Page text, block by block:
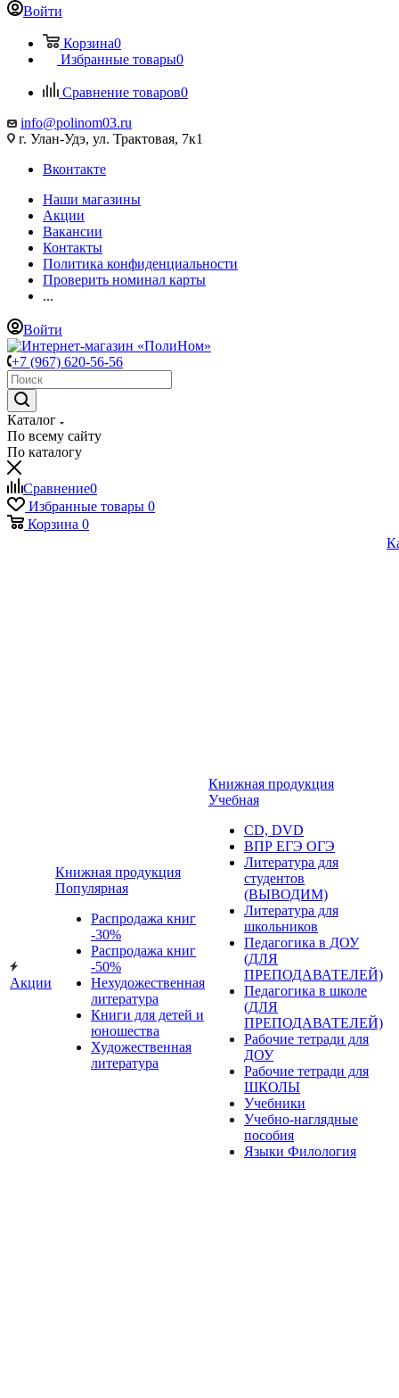
Войти
Корзина0
Избранные товары0
Сравнение товаров0
info@polinom03.ru
г. Улан-Удэ, ул. Трактовая, 7к1
Вконтакте
Наши магазины
Акции
Вакансии
Контакты
Политика конфиденциальности
Проверить номинал карты
...
Войти
+7 (967) 620-56-56
Каталог
По всему сайту
По каталогу
Сравнение0
Избранные товары 0
Корзина 0
Акции
Книжная продукция
Популярная
Распродажа книг
-30%
Распродажа книг
-50%
Нехудожественная
литература
Книги для детей и
юношества
Художественная
литература
Книжная продукция
Учебная
CD, DVD
ВПР ЕГЭ ОГЭ
Литература для
студентов
(ВЫВОДИМ)
Литература для
школьников
Педагогика в ДОУ
(ДЛЯ
ПРЕПОДАВАТЕЛЕЙ)
Педагогика в школе
(ДЛЯ
ПРЕПОДАВАТЕЛЕЙ)
Рабочие тетради для
ДОУ
Рабочие тетради для
ШКОЛЫ
Учебники
Учебно-наглядные
пособия
Языки Филология